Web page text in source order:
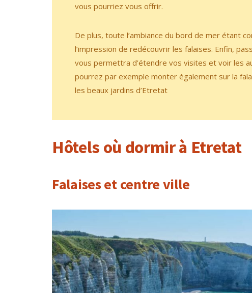
vous pourriez vous offrir.
De plus, toute l’ambiance du bord de mer étant
l’impression de redécouvrir les falaises. Enfin,
vous permettra d’étendre vos visites et voir les
pourrez par exemple monter également sur la
les beaux jardins d’Etretat
Hôtels où dormir à Etretat
Falaises et centre ville